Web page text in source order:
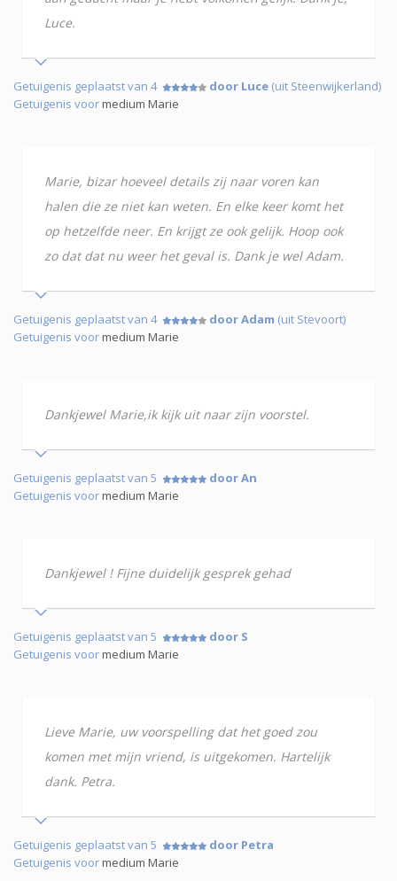
Luce.
Getuigenis geplaatst van 4 door Luce (uit Steenwijkerland)
Getuigenis voormedium Marie
Marie, bizar hoeveel details zij naar voren kan
halen die ze niet kan weten. En elke keer komt het
op hetzelfde neer. En krijgt ze ook gelijk. Hoop ook
zo dat dat nu weer het geval is. Dank je wel Adam.
Getuigenis geplaatst van 4 door Adam (uit Stevoort)
Getuigenis voormedium Marie
Dankjewel Marie,ik kijk uit naar zijn voorstel.
Getuigenis geplaatst van 5
door An
Getuigenis voormedium Marie
Dankjewel ! Fijne duidelijk gesprek gehad
Getuigenis geplaatst van 5
door S
Getuigenis voormedium Marie
Lieve Marie, uw voorspelling dat het goed zou
komen met mijn vriend, is uitgekomen. Hartelijk
dank. Petra.
Getuigenis geplaatst van 5
door Petra
Getuigenis voormedium Marie